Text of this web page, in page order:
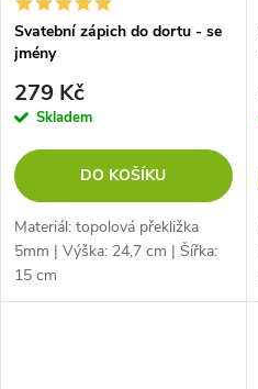
Svatební zápich do dortu - se
jmény
279 Kč
Skladem
DO KOŠÍKU
Materiál: topolová překližka
5mm | Výška: 24,7 cm | Šířka:
15 cm